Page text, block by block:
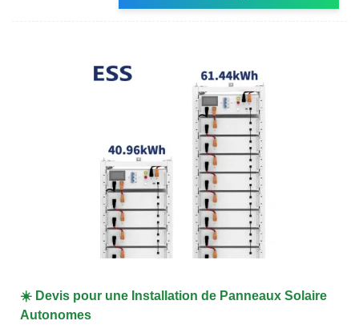
☀️ Devis pour une Installation de Panneaux Solaire
Autonomes